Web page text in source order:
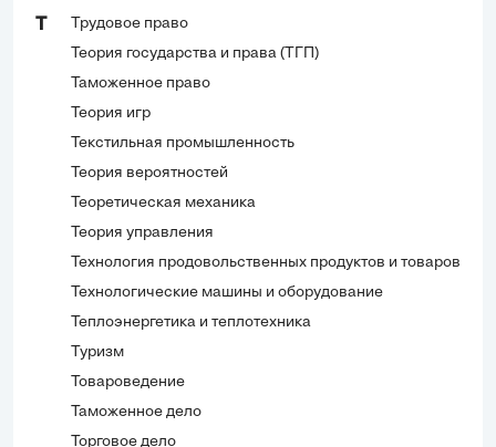
Трудовое право
Теория государства и права (ТГП)
Таможенное право
Теория игр
Текстильная промышленность
Теория вероятностей
Теоретическая механика
Теория управления
Технология продовольственных продуктов и товаров
Технологические машины и оборудование
Теплоэнергетика и теплотехника
Туризм
Товароведение
Таможенное дело
Торговое дело